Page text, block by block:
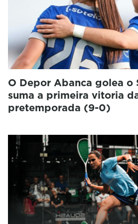
O Depor Abanca golea o
suma a primeira vitoria
pretemporada (9-0)